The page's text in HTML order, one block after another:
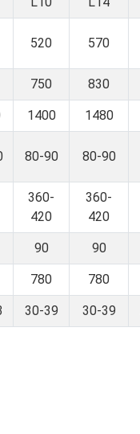
520 570
750 830
1400 1480
80-90 80-90
360-
420
360-
420
90 90
780 780
30-39 30-39